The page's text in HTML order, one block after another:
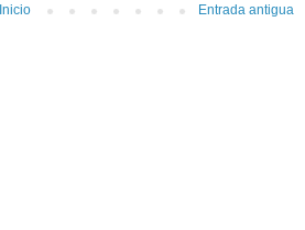
Entrada antigua
Inicio